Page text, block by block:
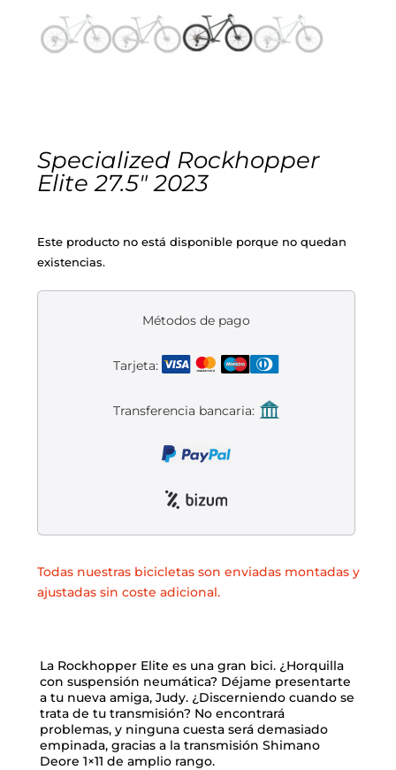
Eléctricas
Montajes a la Carta
Segunda mano
Pedales
Ruedas
Sillines
Suspensión
Manillares
Gafas
Puños y cintas
Luces
Bombas
Portabidones
Mantenimiento de bicicletas
Equipaciones gr-100
Ropa
Guantes
Calcetines
Varios
REBAJAS
Specialized Rockhopper
Elite 27.5″ 2023
Este producto no está disponible porque no quedan
existencias.
Métodos de pago
Tarjeta:
Transferencia bancaria:
Todas nuestras bicicletas son enviadas montadas y
ajustadas sin coste adicional.
La Rockhopper Elite es una gran bici. ¿Horquilla
con suspensión neumática? Déjame presentarte
a tu nueva amiga, Judy. ¿Discerniendo cuando se
trata de tu transmisión? No encontrará
problemas, y ninguna cuesta será demasiado
empinada, gracias a la transmisión Shimano
Deore 1×11 de amplio rango.